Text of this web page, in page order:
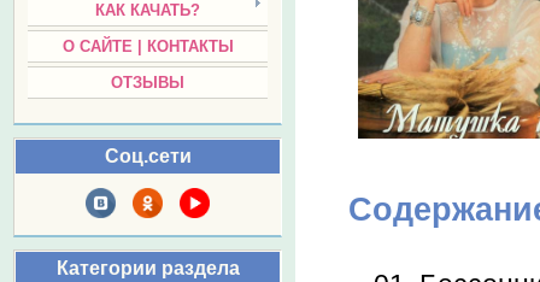
КАК КАЧАТЬ?
О САЙТЕ | КОНТАКТЫ
ОТЗЫВЫ
Соц.сети
Категории раздела